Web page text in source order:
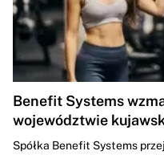
Benefit Systems
województwie
Spółka Benefit Systems